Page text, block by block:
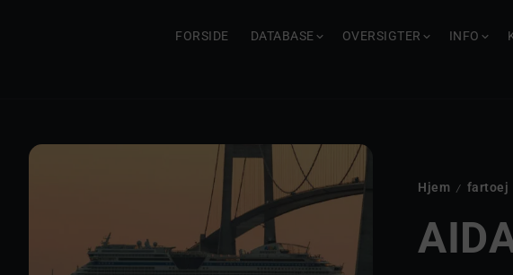
FORSIDE DATABASE OVERSIGTER INFO
Hjem / fartoej